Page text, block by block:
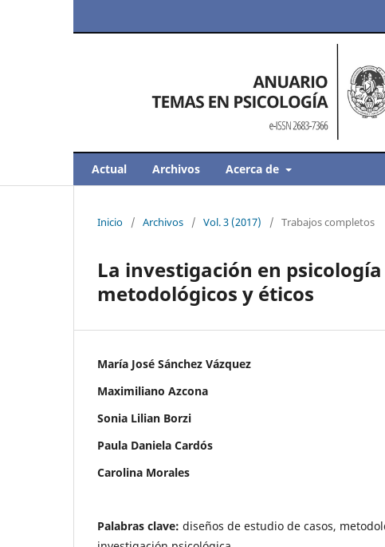
Actual Archivos Acerca de
Inicio / Archivos / Vol. 3 (2017) / Trabajos completos
La investigación en
metodológicos y éticos
María José Sánchez Vázquez
Maximiliano Azcona
Sonia Lilian Borzi
Paula Daniela Cardós
Carolina Morales
Palabras clave: diseños de estudio de casos,